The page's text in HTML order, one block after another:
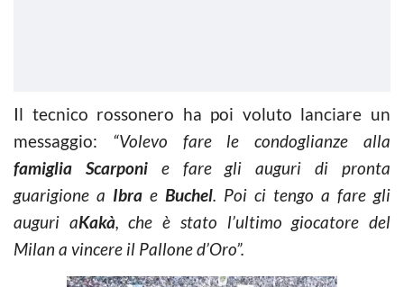
Il tecnico rossonero ha poi voluto lanciare un
messaggio: “Volevo fare le condoglianze alla
famiglia Scarponie fare gli auguri di pronta
guarigione a Ibra e Buchel. Poi ci tengo a fare gli
auguri aKakà, che è stato l’ultimo giocatore del
Milan a vincere il Pallone d’Oro”.